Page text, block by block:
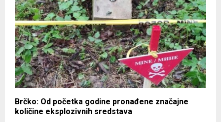
Brčko: Od početka godine pronađene značajne
količine eksplozivnih sredstava